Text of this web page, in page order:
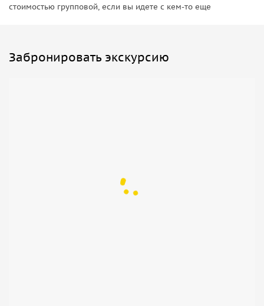
стоимостью групповой, если вы идете с кем-то еще
Забронировать экскурсию